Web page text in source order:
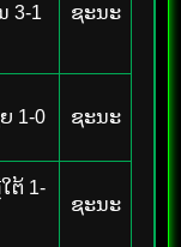
3-1 ຊະນະ
1-0 ຊະນະ
ຕ້ 1-
ຊະນະ